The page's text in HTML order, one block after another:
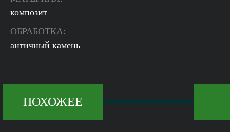
композит
ОБРАБОТКА:
античный камень
ПОХОЖЕЕ